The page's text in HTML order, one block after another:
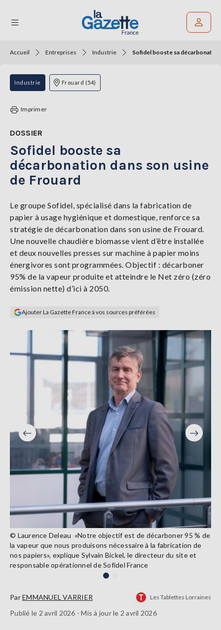
THÉMATIQUES
RÉGIONS
TENDANCES
SERVICES
LA
Se
connecter
S'abonner
Accueil Entreprises Industrie Sofidel booste sa
Industrie Frouard (54)
Imprimer
DOSSIER
Sofidel booste sa
décarbonation dans son usine
de Frouard
Le groupe Sofidel, spécialisé dans la fabrication de
papier à usage hygiénique et domestique, renforce sa
stratégie de décarbonation dans son usine de Frouard.
Une nouvelle chaudière biomasse vient d’être installée
et deux nouvelles presses sur machine à papier moins
énergivores sont programmées. Objectif : décarboner
95% de la vapeur produite et atteindre le Net zéro (zéro
émission nette) d’ici à 2050.
Ajouter La Gazette France à vos sources préférées
© Laurence Deleau «Notre objectif est de décarboner 95 % de
la vapeur que nous produisons nécessaire à la fabrication de
nos papiers», explique Sylvain Bickel, le directeur du site et
responsable opérationnel de Sofidel France
Précéden
ParEMMANUEL VARRIER Les Tablettes Lorraines
Publié le 2 avril 2026 - Mis à jour le 2 avril 2026